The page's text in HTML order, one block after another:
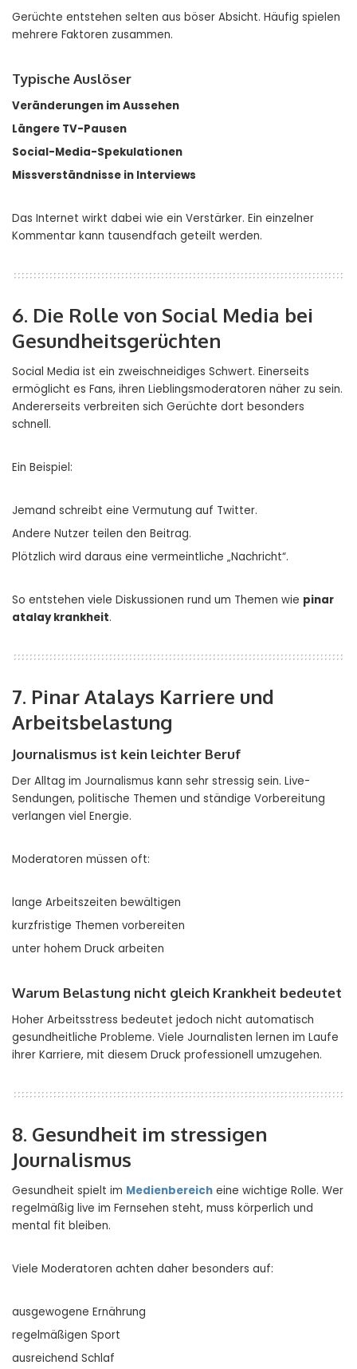
Gerüchte entstehen selten aus böser Absicht. Häufig spielen
mehrere Faktoren zusammen.
Typische Auslöser
Veränderungen im Aussehen
Längere TV-Pausen
Social-Media-Spekulationen
Missverständnisse in Interviews
Das Internet wirkt dabei wie ein Verstärker. Ein einzelner
Kommentar kann tausendfach geteilt werden.
6. Die Rolle von Social Media bei
Gesundheitsgerüchten
Social Media ist ein zweischneidiges Schwert. Einerseits
ermöglicht es Fans, ihren Lieblingsmoderatoren näher zu sein.
Andererseits verbreiten sich Gerüchte dort besonders
schnell.
Ein Beispiel:
Jemand schreibt eine Vermutung auf Twitter.
Andere Nutzer teilen den Beitrag.
Plötzlich wird daraus eine vermeintliche „Nachricht“.
So entstehen viele Diskussionen rund um Themen wie pinar
atalay krankheit.
7. Pinar Atalays Karriere und
Arbeitsbelastung
Journalismus ist kein leichter Beruf
Der Alltag im Journalismus kann sehr stressig sein. Live-
Sendungen, politische Themen und ständige Vorbereitung
verlangen viel Energie.
Moderatoren müssen oft:
lange Arbeitszeiten bewältigen
kurzfristige Themen vorbereiten
unter hohem Druck arbeiten
Warum Belastung nicht gleich Krankheit bedeutet
Hoher Arbeitsstress bedeutet jedoch nicht automatisch
gesundheitliche Probleme. Viele Journalisten lernen im Laufe
ihrer Karriere, mit diesem Druck professionell umzugehen.
8. Gesundheit im stressigen
Journalismus
Gesundheit spielt im Medienbereich eine wichtige Rolle. Wer
regelmäßig live im Fernsehen steht, muss körperlich und
mental fit bleiben.
Viele Moderatoren achten daher besonders auf:
ausgewogene Ernährung
regelmäßigen Sport
ausreichend Schlaf